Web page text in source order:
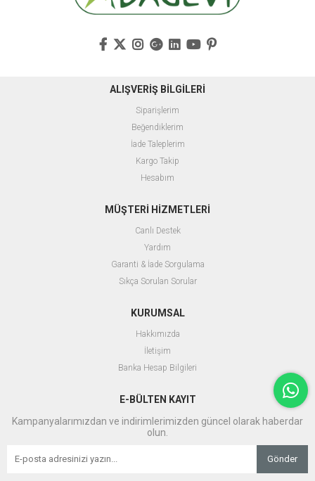
ALIŞVERİŞ BİLGİLERİ
Siparişlerim
Beğendiklerim
İade Taleplerim
Kargo Takip
Hesabım
MÜŞTERİ HİZMETLERİ
Canlı Destek
Yardım
Garanti & İade Sorgulama
Sıkça Sorulan Sorular
KURUMSAL
Hakkımızda
İletişim
Banka Hesap Bilgileri
E-BÜLTEN KAYIT
Kampanyalarımızdan ve indirimlerimizden güncel olarak haberdar
olun.
Gönder